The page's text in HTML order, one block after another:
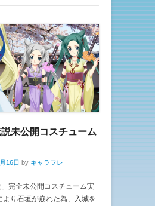
未公開コスチューム
16日 by キャラフレ
」完全未公開コスチューム実
より石垣が崩れた為、入城を